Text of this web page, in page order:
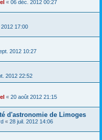
« 06 déc. 2012 00:27
2012 17:00
2012 10:27
2012 22:52
« 20 août 2012 21:15
d'astronomie de Limoges
« 28 juil. 2012 14:06